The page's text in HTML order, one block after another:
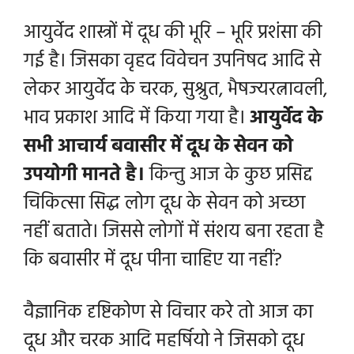
आयुर्वेद शास्त्रों में दूध की भूरि – भूरि प्रशंसा की
गई है। जिसका वृहद विवेचन उपनिषद आदि से
लेकर आयुर्वेद के चरक, सुश्रुत, भैषज्यरत्नावली,
भाव प्रकाश आदि में किया गया है। आयुर्वेद के
सभी आचार्य बवासीर में दूध के सेवन को
उपयोगी मानते है।किन्तु आज के कुछ प्रसिद्द
चिकित्सा सिद्ध लोग दूध के सेवन को अच्छा
नहीं बताते। जिससे लोगों में संशय बना रहता है
कि बवासीर में दूध पीना चाहिए या नहीं?
वैज्ञानिक दृष्टिकोण से विचार करे तो आज का
दूध और चरक आदि महर्षियो ने जिसको दूध